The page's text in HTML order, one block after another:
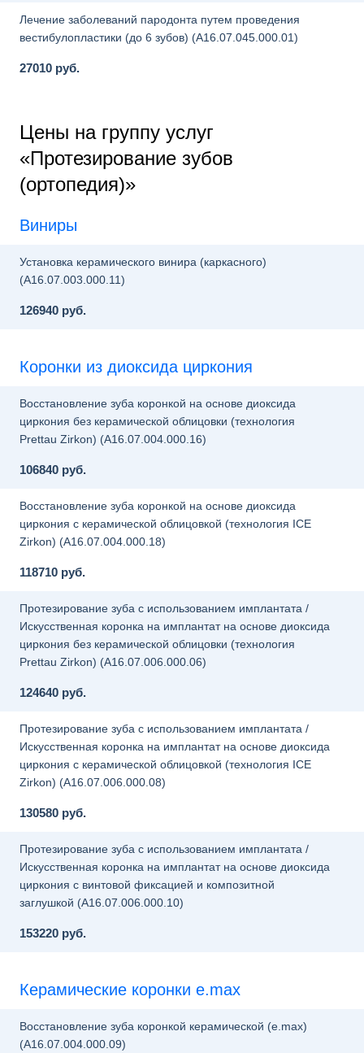
Лечение заболеваний пародонта путем проведения
вестибулопластики (до 6 зубов) (A16.07.045.000.01)
27010 руб.
Цены на группу услуг
«Протезирование зубов
(ортопедия)»
Виниры
Установка керамического винира (каркасного)
(A16.07.003.000.11)
126940 руб.
Коронки из диоксида циркония
Восстановление зуба коронкой на основе диоксида
циркония без керамической облицовки (технология
Prettau Zirkon) (A16.07.004.000.16)
106840 руб.
Восстановление зуба коронкой на основе диоксида
циркония с керамической облицовкой (технология ICE
Zirkon) (A16.07.004.000.18)
118710 руб.
Протезирование зуба с использованием имплантата /
Искусственная коронка на имплантат на основе диоксида
циркония без керамической облицовки (технология
Prettau Zirkon) (A16.07.006.000.06)
124640 руб.
Протезирование зуба с использованием имплантата /
Искусственная коронка на имплантат на основе диоксида
циркония с керамической облицовкой (технология ICE
Zirkon) (A16.07.006.000.08)
130580 руб.
Протезирование зуба с использованием имплантата /
Искусственная коронка на имплантат на основе диоксида
циркония с винтовой фиксацией и композитной
заглушкой (A16.07.006.000.10)
153220 руб.
Керамические коронки e.max
Восстановление зуба коронкой керамической (e.max)
(A16.07.004.000.09)